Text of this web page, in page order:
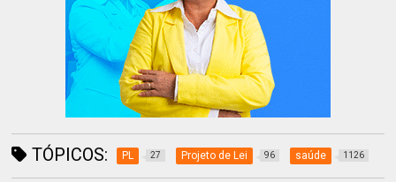
TÓPICOS: PL 27 Projeto de Lei 96 saúde 1126